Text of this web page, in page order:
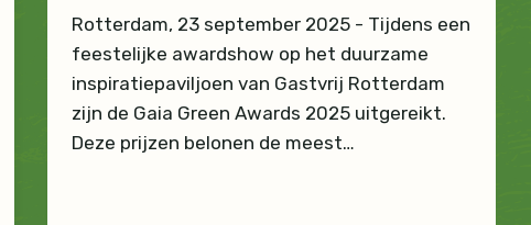
Rotterdam, 23 september 2025 - Tijdens een
feestelijke awardshow op het duurzame
inspiratiepaviljoen van Gastvrij Rotterdam
zijn de Gaia Green Awards 2025 uitgereikt.
Deze prijzen belonen de meest…